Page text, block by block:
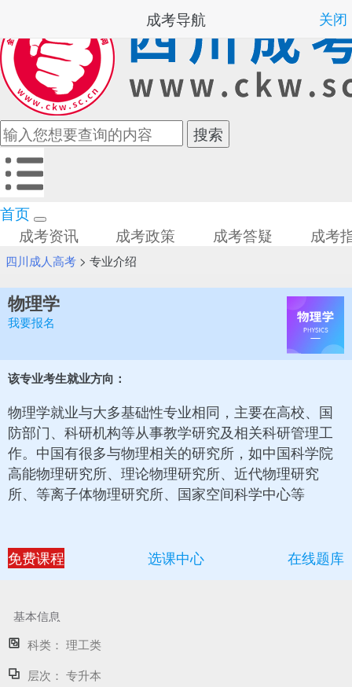
首页
成考资讯
成考政策 成考答疑 成考
四川成人高考> 专业介绍
物理学
我要报名
该专业考生就业方向：
物理学就业与大多基础性专业相同，主要在高校、国
防部门、科研机构等从事教学研究及相关科研管理工
作。中国有很多与物理相关的研究所，如中国科学院
高能物理研究所、理论物理研究所、近代物理研究
所、等离子体物理研究所、国家空间科学中心等
免费课程 选课中心 在线题库
基本信息
科类： 理工类
层次： 专升本
成考导航 关闭